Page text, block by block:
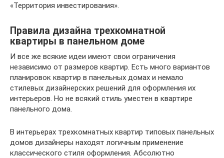
«Территория инвестирования».
Правила дизайна трехкомнатной
квартиры в панельном доме
И все же всякие идеи имеют свои ограничения
независимо от размеров квартир. Есть много вариантов
планировок квартир в панельных домах и немало
стилевых дизайнерских решений для оформления их
интерьеров. Но не всякий стиль уместен в квартире
панельного дома.
В интерьерах трехкомнатных квартир типовых панельных
домов дизайнеры находят логичным применение
классического стиля оформления. Абсолютно